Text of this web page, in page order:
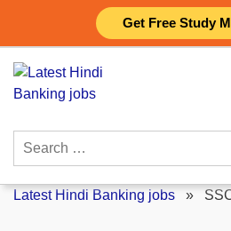
Get Free Study
content
Search
Latest Hindi Banking jobs »